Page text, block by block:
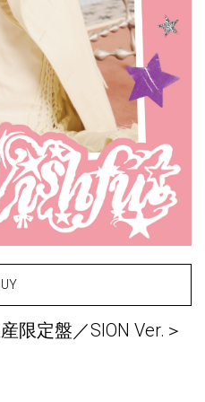
限定盤／SION Ver.＞